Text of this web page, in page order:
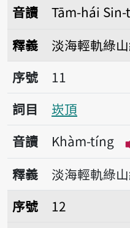
音讀
Tām-hái
釋義
淡海輕軌綠
序號11崁頂
序號
11
詞目
崁頂
音讀
Khàm-tíng
釋義
淡海輕軌綠
序號12淡水漁人碼頭
序號
12